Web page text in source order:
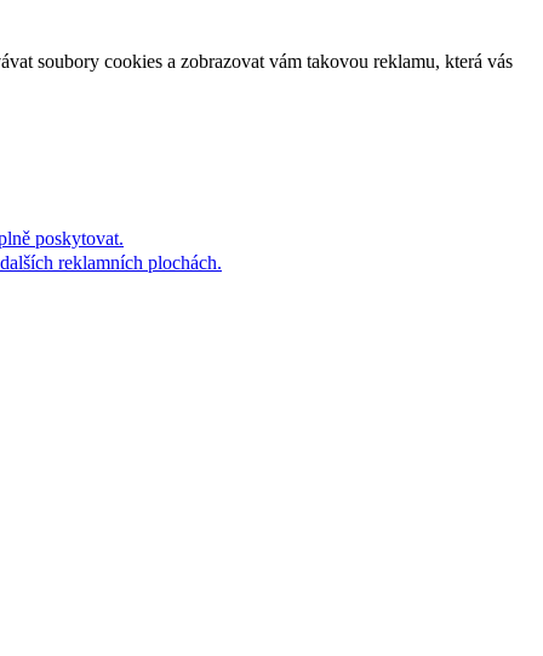
soubory cookies a zobrazovat vám takovou reklamu, která vás
poskytovat.
reklamních plochách.